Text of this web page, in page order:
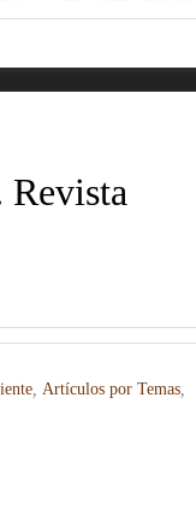
, Artículos por Temas,